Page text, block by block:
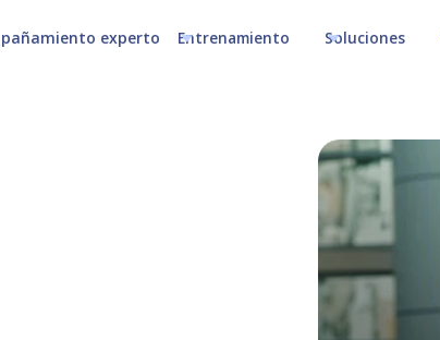
experto Entrenamiento Soluciones